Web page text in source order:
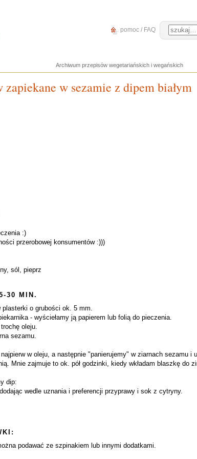
pomoc / FAQ
Archiwum przepisów wegetariańskich i wegańskich
w sezamie z dipem białym
:)
przerobowej konsumentów :)))
sól, pieprz
30 MIN.
o grubości ok. 5 mm.
- wyściełamy ją papierem lub folią do pieczenia.
oleju.
sezamu.
w oleju, a następnie "panierujemy" w ziarnach sezamu i
Mnie zajmuje to ok. pół godzinki, kiedy wkładam blaszkę do
dip:
wedle uznania i preferencji przyprawy i sok z cytryny.
podawać ze szpinakiem lub innymi dodatkami.